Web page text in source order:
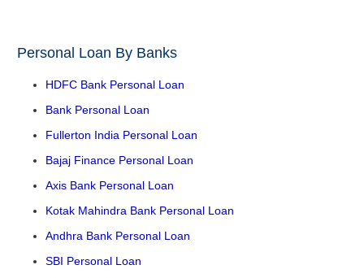
Personal Loan By Banks
HDFC Bank Personal Loan
Bank Personal Loan
Fullerton India Personal Loan
Bajaj Finance Personal Loan
Axis Bank Personal Loan
Kotak Mahindra Bank Personal Loan
Andhra Bank Personal Loan
SBI Personal Loan